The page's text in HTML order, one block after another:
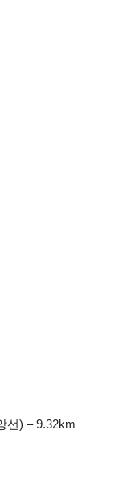
선) – 9.32km